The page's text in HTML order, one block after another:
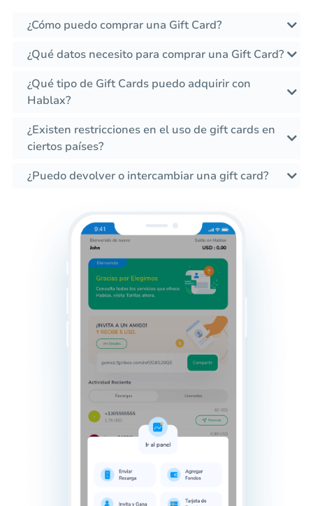
¿Cómo puedo comprar una Gift Card?
¿Qué datos necesito para comprar una Gift Card?
¿Qué tipo de Gift Cards puedo adquirir con
Hablax?
¿Existen restricciones en el uso de gift cards en
ciertos países?
¿Puedo devolver o intercambiar una gift card?